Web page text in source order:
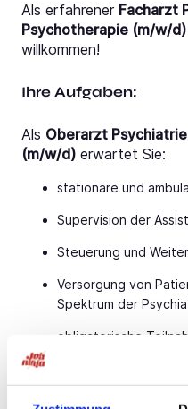
Als erfahrener Facharzt
Psychotherapie (m/w/d)
willkommen!
Ihre Aufgaben:
Als Oberarzt
(m/w/d) erwartet Sie:
stationäre und
Supervision der
Steuerung und
Versorgung von
Spektrum der
obligatorische